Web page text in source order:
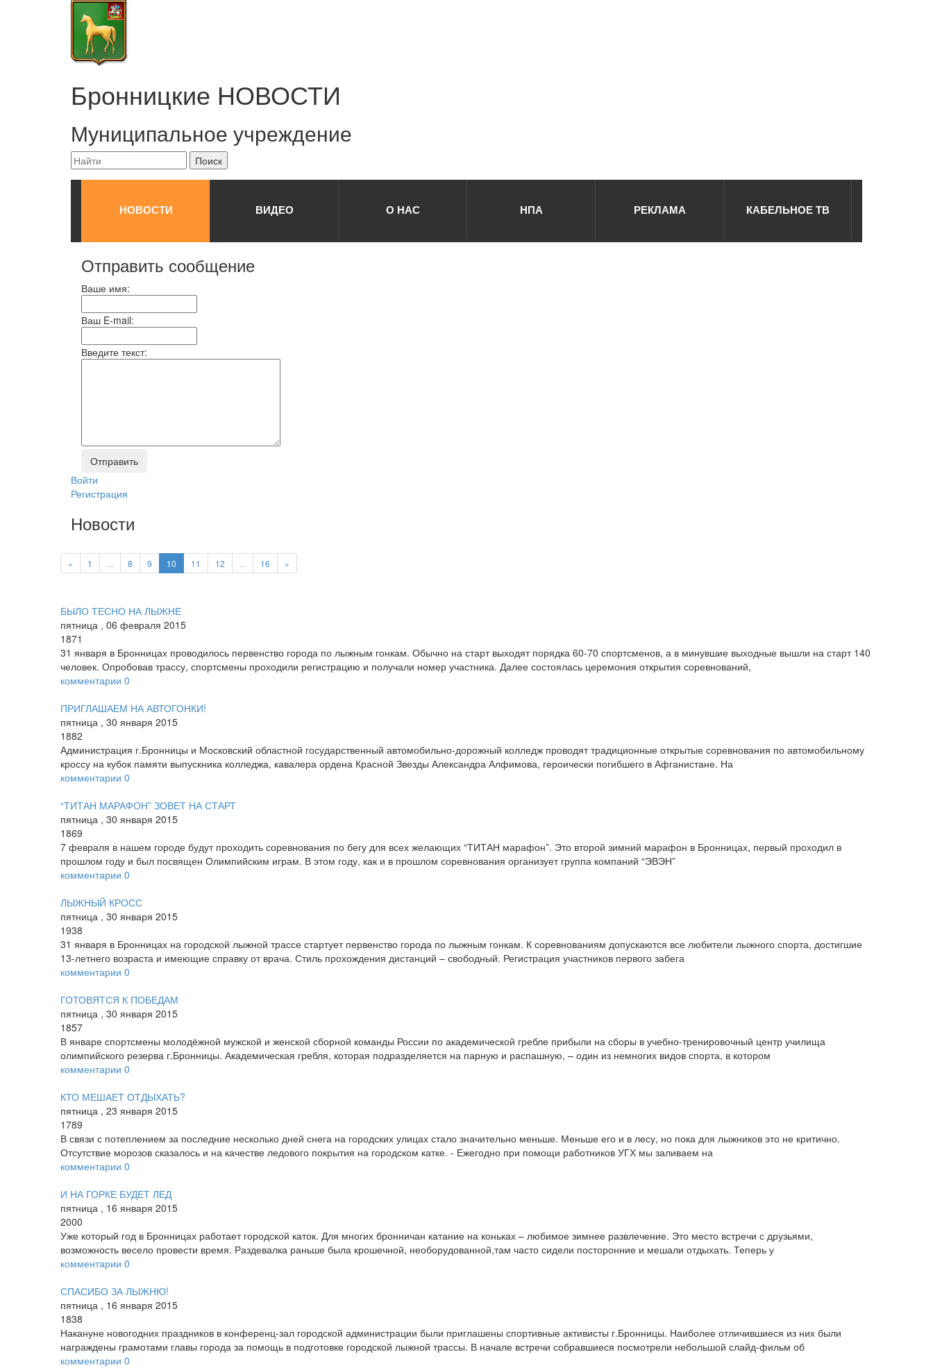
Бронницкие НОВОСТИ
Муниципальное учреждение
НОВОСТИ ВИДЕО О НАС НПА РЕКЛАМА КАБЕЛЬНОЕ ТВ
Отправить сообщение
Ваше имя:
Ваш E-mail:
Введите текст:
Войти
Регистрация
Новости
« 1 8 9 10 11 12 16 »
БЫЛО ТЕСНО НА ЛЫЖНЕ
пятница , 06 февраля 2015
1871
31 января в Бронницах проводилось первенство города по лыжным гонкам. Обычно на старт выходят порядка 60-70 спортсменов, а в минувшие выходные вышли на старт 140
человек. Опробовав трассу, спортсмены проходили регистрацию и получали номер участника. Далее состоялась церемония открытия соревнований,
комментарии 0
ПРИГЛАШАЕМ НА АВТОГОНКИ!
пятница , 30 января 2015
1882
Администрация г.Бронницы и Московский областной государственный автомобильно-дорожный колледж проводят традиционные открытые соревнования по автомобильному
кроссу на кубок памяти выпускника колледжа, кавалера ордена Красной Звезды Александра Алфимова, героически погибшего в Афганистане. На
комментарии 0
“ТИТАН МАРАФОН” ЗОВЕТ НА СТАРТ
пятница , 30 января 2015
1869
7 февраля в нашем городе будут проходить соревнования по бегу для всех желающих “ТИТАН марафон”. Это второй зимний марафон в Бронницах, первый проходил в
прошлом году и был посвящен Олимпийским играм. В этом году, как и в прошлом соревнования организует группа компаний “ЭВЭН”
комментарии 0
ЛЫЖНЫЙ КРОСС
пятница , 30 января 2015
1938
31 января в Бронницах на городской лыжной трассе стартует первенство города по лыжным гонкам. К соревнованиям допускаются все любители лыжного спорта, достигшие
13-­летнего возраста и имеющие справку от врача. Стиль прохождения дистанций – свободный. Регистрация участников первого забега
комментарии 0
ГОТОВЯТСЯ К ПОБЕДАМ
пятница , 30 января 2015
1857
В январе спортсмены молодёжной мужской и женской сборной команды России по академической гребле прибыли на сборы в учебно-тренировочный центр училища
олимпийского резерва г.Бронницы. Академическая гребля, которая подразделяется на парную и распашную, – один из немногих видов спорта, в котором
комментарии 0
КТО МЕШАЕТ ОТДЫХАТЬ?
пятница , 23 января 2015
1789
В связи с потеплением за последние несколько дней снега на городских улицах стало значительно меньше. Меньше его и в лесу, но пока для лыжников это не критично.
Отсутствие морозов сказалось и на качестве ледового покрытия на городском катке. - Ежегодно при помощи работников УГХ мы заливаем на
комментарии 0
И НА ГОРКЕ БУДЕТ ЛЕД
пятница , 16 января 2015
2000
Уже который год в Бронницах работает городской каток. Для многих бронничан катание на коньках – любимое зимнее развлечение. Это место встречи с друзьями,
возможность весело провести время. Раздевалка раньше была крошечной, необорудованной,там часто сидели посторонние и мешали отдыхать. Теперь у
комментарии 0
СПАСИБО ЗА ЛЫЖНЮ!
пятница , 16 января 2015
1838
Накануне новогодних праздников в конференц-зал городской администрации были приглашены спортивные активисты г.Бронницы. Наиболее отличившиеся из них были
награждены грамотами главы города за помощь в подготовке городской лыжной трассы. В начале встречи собравшиеся посмотрели небольшой слайд-фильм об
комментарии 0